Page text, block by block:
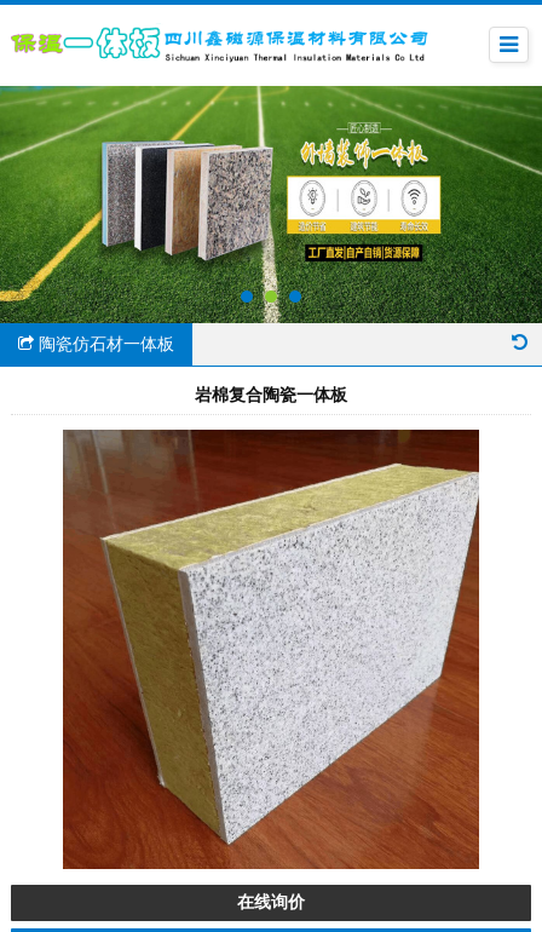
陶瓷仿石材一体板
岩棉复合陶瓷一体板
在线询价